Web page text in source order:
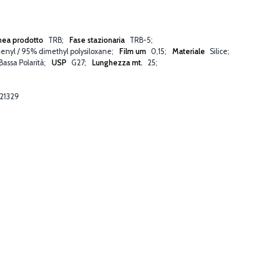
prodotto TRB Fase stazionaria TRB-5
/ 95% dimethyl polysiloxane Film um 0,15 Materiale Silice
Bassa Polarità USP G27 Lunghezza mt.
25